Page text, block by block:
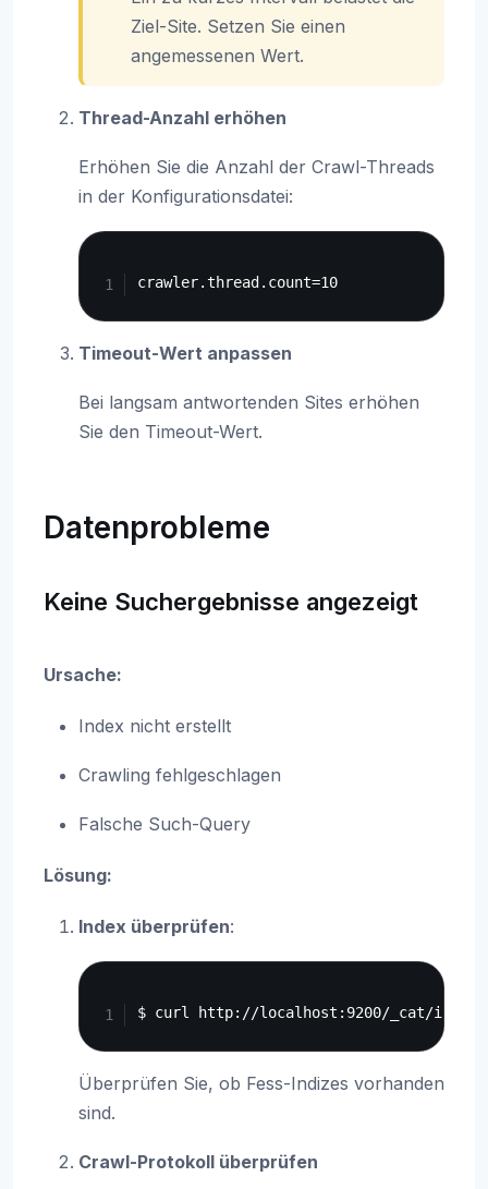
Ziel-Site. Setzen Sie einen
angemessenen Wert.
Thread-Anzahl erhöhen
Erhöhen Sie die Anzahl der Crawl-Threads
in der Konfigurationsdatei:
Timeout-Wert anpassen
Bei langsam antwortenden Sites erhöhen
Sie den Timeout-Wert.
Datenprobleme
Keine Suchergebnisse angezeigt
Ursache:
Index nicht erstellt
Crawling fehlgeschlagen
Falsche Such-Query
Lösung:
Index überprüfen:
Überprüfen Sie, ob Fess-Indizes vorhanden
sind.
Crawl-Protokoll überprüfen